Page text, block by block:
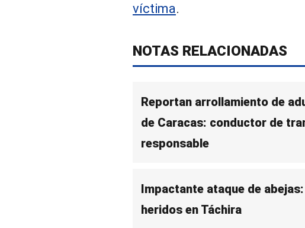
víctima.
NOTAS RELACIONADAS
Reportan arrollamiento de
de Caracas: conductor de
responsable
Impactante ataque de
heridos en Táchira